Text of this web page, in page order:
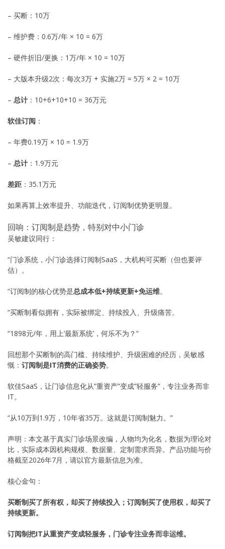
– 买断：10万
– 维护费：0.6万/年 × 10 = 6万
– 硬件折旧/更换：1万/年 × 10 = 10万
– 大版本升级2次：每次3万 + 实施2万 = 5万 × 2 = 10万
– 总计 ：10+6+10+10 = 36万元
软佳订阅 ：
– 年费0.19万 × 10 = 1.9万
– 总计 ：1.9万元
差距 ：35.1万元
如果再算上效率提升、功能迭代，订阅制优势更明显。
回响：订阅制是趋势，特别对中小门诊
吴敏建议同行：
“门诊系统，小门诊选择订阅制SaaS，大机构可买断（但也要评
估）。
“订阅制的核心优势是总成本低+持续更新+免运维。
“买断制看似拥有，实际被绑定、持续投入、升级痛苦。
“1898元/年，用上’最新系统’，何乐不为？”
回想那个买断制的高门槛、持续维护、升级困难的经历，吴敏感
慨： 订阅制是IT消费的正确姿势。
软佳SaaS，让门诊信息化从”重资产”变成”轻服务”，专注业务而非
IT。
“从10万到1.9万，10年省35万。这就是订阅制魅力。”
声明：本文基于真实门诊场景改编，人物均为化名，数据为理论对
比，实际成本因机构规模、数据量、定制需求而异。产品功能与价
格截至2026年7月，请以官方最新信息为准。
核心金句：
买断制买了所有权，却买了持续投入；订阅制买了使用权，却买了
持续更新。
订阅制把IT从重资产变成轻服务，门诊专注业务而非运维。